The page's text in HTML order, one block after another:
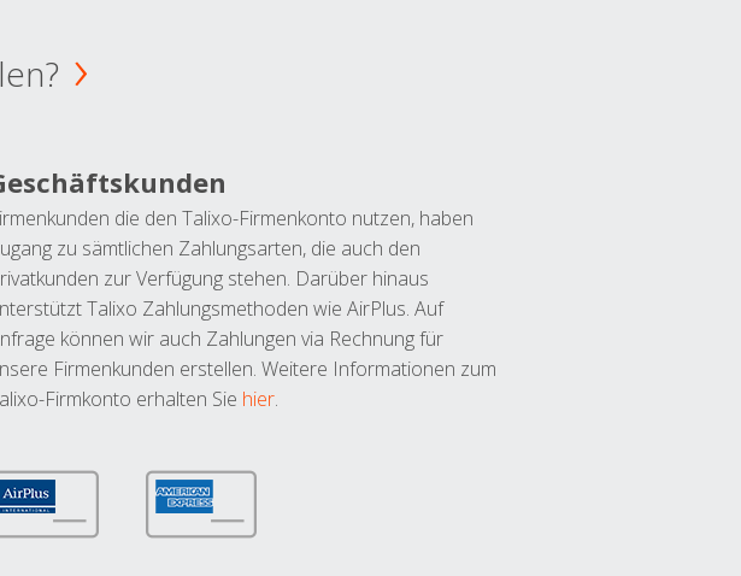
die den Talixo-Firmenkonto nutzen, haben
zu sämtlichen Zahlungsarten, die auch den
zur Verfügung stehen. Darüber hinaus
Talixo Zahlungsmethoden wie AirPlus. Auf
können wir auch Zahlungen via Rechnung für
Firmenkunden erstellen. Weitere Informationen zum
Firmkonto erhalten Sie hier.